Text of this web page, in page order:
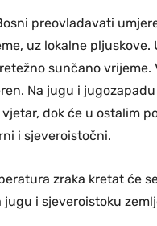
preovladavati
uz lokalne pljuskove.
sunčano vrijeme.
Na jugu i
dok će u ostalim
i sjeveroistočni.
zraka kretat će
jugu i sjeveroistoku